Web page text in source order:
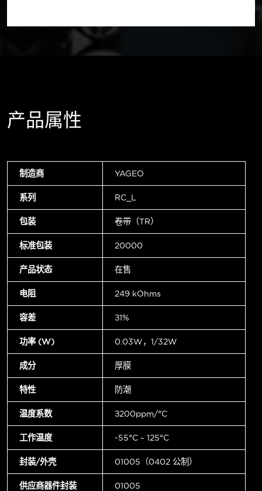
产品属性
制造商 YAGEO
系列 RC_L
包装 卷带（TR）
标准包装 20000
产品状态 在售
电阻 249 kOhms
容差 ±1%
功率 (W) 0.03W，1/32W
成分 厚膜
特性 防潮
温度系数 ±200ppm/°C
工作温度 -55°C ~ 125°C
封装/外壳 01005（0402 公制）
供应商器件封装 01005